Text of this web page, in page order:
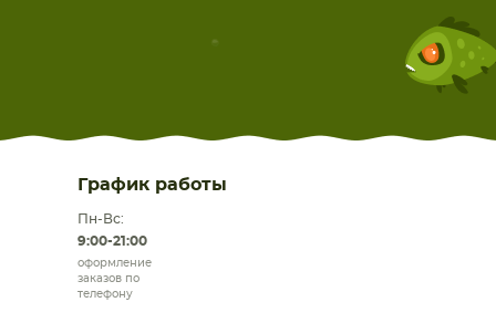
График работы
Пн-Вс:
9:00-21:00
оформление
заказов по
телефону